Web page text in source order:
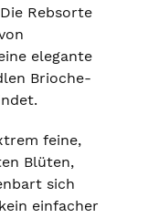
Rebsorte
elegante
Brioche-
feine,
Blüten,
sich
einfacher